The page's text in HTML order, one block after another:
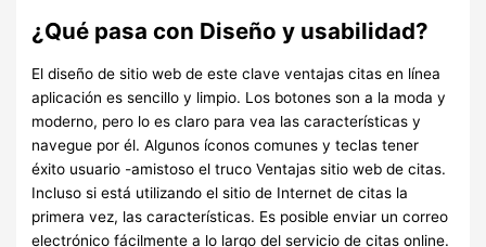
¿Qué pasa con Diseño y usabilidad?
El diseño de sitio web de este clave ventajas citas en línea
aplicación es sencillo y limpio. Los botones son a la moda y
moderno, pero lo es claro para vea las características y
navegue por él. Algunos íconos comunes y teclas tener
éxito usuario -amistoso el truco Ventajas sitio web de citas.
Incluso si está utilizando el sitio de Internet de citas la
primera vez, las características. Es posible enviar un correo
electrónico fácilmente a lo largo del servicio de citas online.